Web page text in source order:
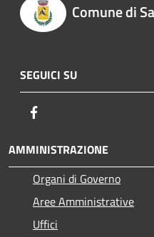
Comune di
SEGUICI SU
AMMINISTRAZIONE
Organi di Governo
Aree Amministrative
Uffici